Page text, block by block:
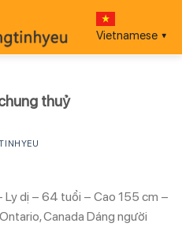
Vietnamese ▼
thuỷ
Ly dị – 64 tuổi – Cao 155 cm –
Canada Dáng người